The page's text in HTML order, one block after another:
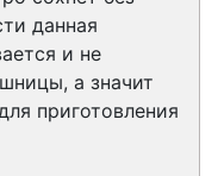
данная
и не
а значит
приготовления